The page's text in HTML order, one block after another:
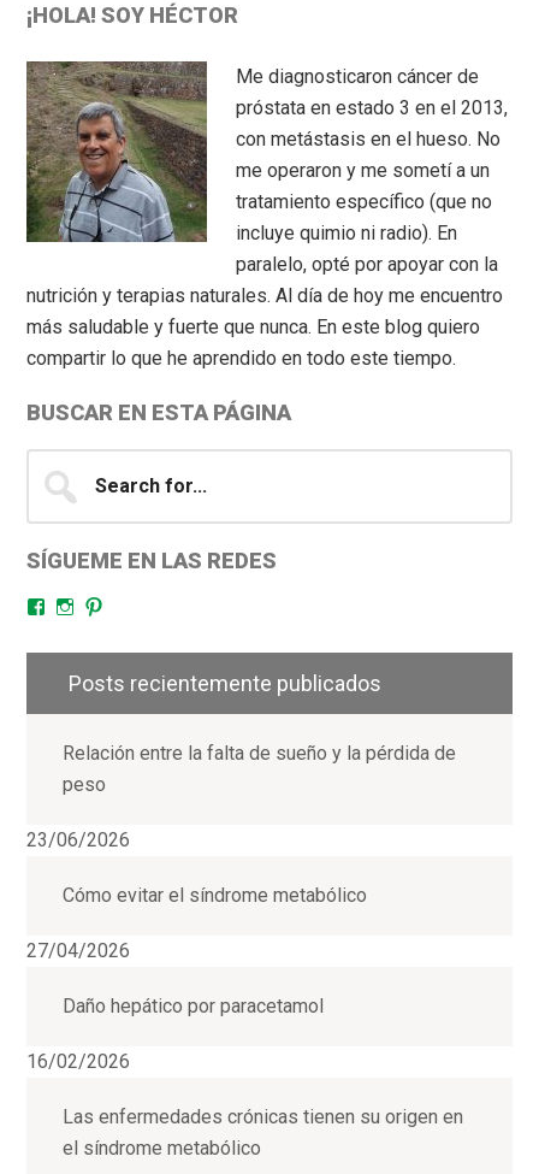
Primary
Sidebar
¡HOLA! SOY HÉCTOR
Me diagnosticaron cáncer de
próstata en estado 3 en el 2013,
con metástasis en el hueso. No
me operaron y me sometí a un
tratamiento específico (que no
incluye quimio ni radio). En
paralelo, opté por apoyar con la
nutrición y terapias naturales. Al día de hoy me encuentro
más saludable y fuerte que nunca. En este blog quiero
compartir lo que he aprendido en todo este tiempo.
BUSCAR EN ESTA PÁGINA
for...
SÍGUEME EN LAS REDES
FacebookInstagram
Posts recientemente publicados
Relación entre la falta de sueño y la pérdida de
peso
23/06/2026
Cómo evitar el síndrome metabólico
27/04/2026
Daño hepático por paracetamol
16/02/2026
Las enfermedades crónicas tienen su origen en
el síndrome metabólico